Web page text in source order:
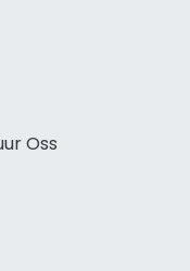
Oss